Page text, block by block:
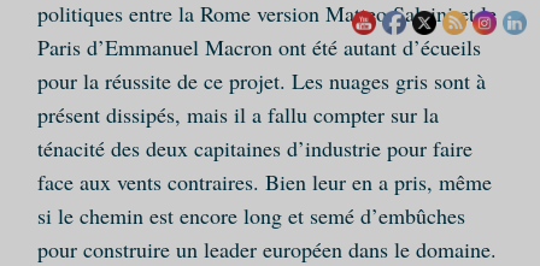
politiques entre la Rome version Matteo Salvini et le
Paris d’Emmanuel Macron ont été autant d’écueils
pour la réussite de ce projet. Les nuages gris sont à
présent dissipés, mais il a fallu compter sur la
ténacité des deux capitaines d’industrie pour faire
face aux vents contraires. Bien leur en a pris, même
si le chemin est encore long et semé d’embûches
pour construire un leader européen dans le domaine.